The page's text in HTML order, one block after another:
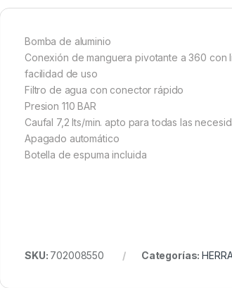
Bomba de aluminio
Conexión de manguera pivotante a 360
facilidad de uso
Filtro de agua con conector rápido
Presion 110 BAR
Caufal 7,2 lts/min. apto para todas las
Apagado automático
Botella de espuma incluida
SKU: 702008550 Categorías: